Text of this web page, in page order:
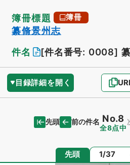
簿冊標題 簿冊
纂脩景州志
件名
[件名番号: 0008]
目録詳細を開く
先頭 前の件名 No.8
全8点中
先頭 ページ